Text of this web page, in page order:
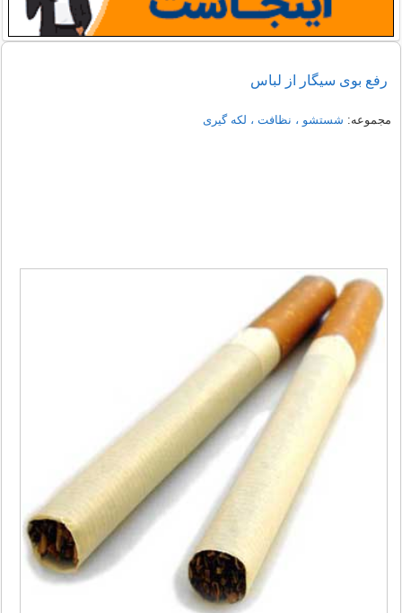
رفع بوی سیگار از لباس
مجموعه: شستشو ، نظافت ، لکه گیری